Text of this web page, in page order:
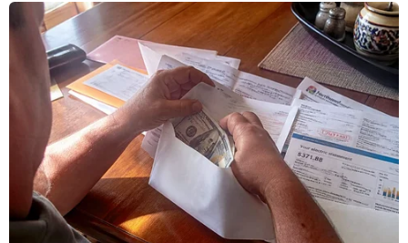
TIN LIÊN QUAN